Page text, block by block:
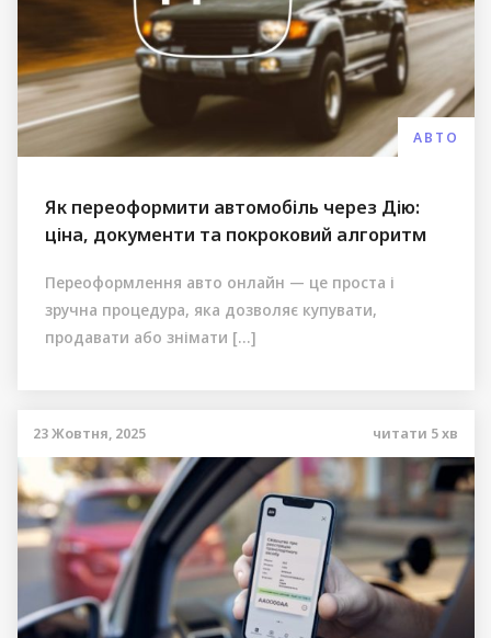
АВТО
Як переоформити автомобіль через Дію:
ціна, документи та покроковий алгоритм
Переоформлення авто онлайн — це проста і
зручна процедура, яка дозволяє купувати,
продавати або знімати […]
23 Жовтня, 2025 читати 5хв